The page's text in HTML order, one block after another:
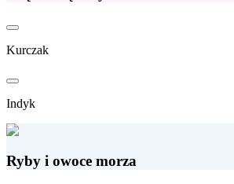
Kurczak
Indyk
Ryby i owoce morza